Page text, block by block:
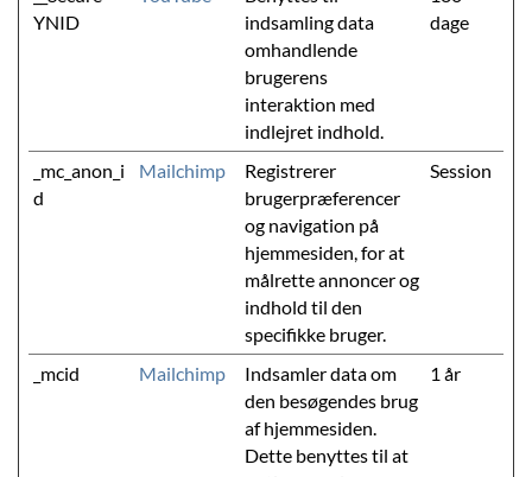
YNID
indsamling data
omhandlende
brugerens
interaktion med
indlejret indhold.
dage
_mc_anon_i
d
Mailchimp
Registrerer
brugerpræferencer
og navigation på
hjemmesiden, for at
målrette annoncer og
indhold til den
specifikke bruger.
Session
_mcid Mailchimp
Indsamler data om
den besøgendes brug
af hjemmesiden.
Dette benyttes til at
1 år